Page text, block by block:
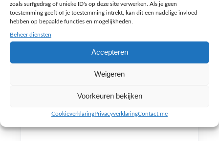
zoals surfgedrag of unieke ID's op deze site verwerken. Als je geen
toestemming geeft of je toestemming intrekt, kan dit een nadelige invloed
hebben op bepaalde functies en mogelijkheden.
Beheer diensten
Accepteren
Weigeren
Voorkeuren bekijken
CookieverklaringPrivacyverklaringContact me